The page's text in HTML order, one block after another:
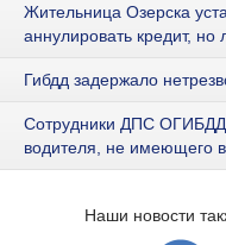
Жительница Озерска
аннулировать кредит, но
Гибдд задержало
Сотрудники ДПС ОГИБДД
водителя, не имеющего
Наши новости